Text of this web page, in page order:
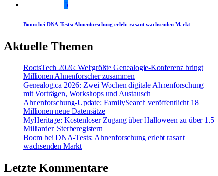
5
Boom bei DNA-Tests: Ahnenforschung erlebt rasant wachsenden Markt
Aktuelle Themen
RootsTech 2026: Weltgrößte Genealogie-Konferenz bringt
Millionen Ahnenforscher zusammen
Genealogica 2026: Zwei Wochen digitale Ahnenforschung
mit Vorträgen, Workshops und Austausch
Ahnenforschung-Update: FamilySearch veröffentlicht 18
Millionen neue Datensätze
MyHeritage: Kostenloser Zugang über Halloween zu über 1,5
Milliarden Sterberegistern
Boom bei DNA-Tests: Ahnenforschung erlebt rasant
wachsenden Markt
Letzte Kommentare